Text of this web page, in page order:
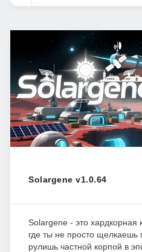
Solargene v1.0.64
Solargene - это хардкорная
где ты не просто щелкаешь
рулишь частной корпой в